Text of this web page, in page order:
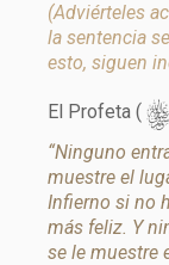
(Adviérteles
la sentencia
esto, siguen
El Profeta ( s
“Ninguno
muestre el
Infierno si no
más feliz. Y
se le muestre